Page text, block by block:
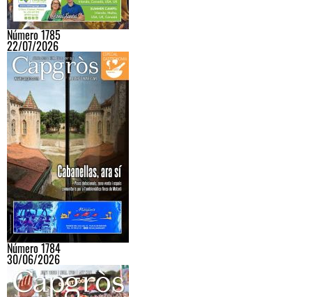
Número 1785
22/07/2026
Número 1784
30/06/2026